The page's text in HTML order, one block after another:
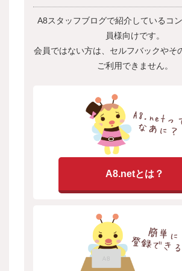
A8スタッフブログで紹介しているコ
員様向けです。
会員ではない方は、セルフバックやそ
ご利用できません。
A8.netとは？